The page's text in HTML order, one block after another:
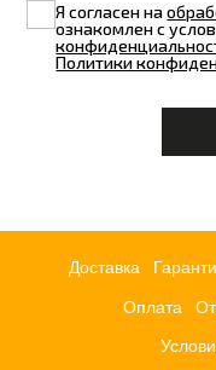
Я согласен на
ознакомлен с
Политики
Доставка
Оплата